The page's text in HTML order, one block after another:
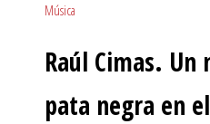
Música
Raúl Cimas.
pata negra en